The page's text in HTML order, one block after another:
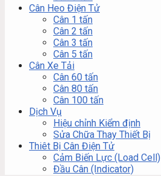
Cân Heo Điện Tử
Cân 1 tấn
Cân 2 tấn
Cân 3 tấn
Cân 5 tấn
Cân Xe Tải
Cân 60 tấn
Cân 80 tấn
Cân 100 tấn
Dịch Vụ
Hiệu chỉnh Kiểm định
Sửa Chữa Thay Thiết Bị
Thiêt Bị Cân Điện Tử
Cảm Biến Lực (Load Cell)
Đầu Cân (Indicator)